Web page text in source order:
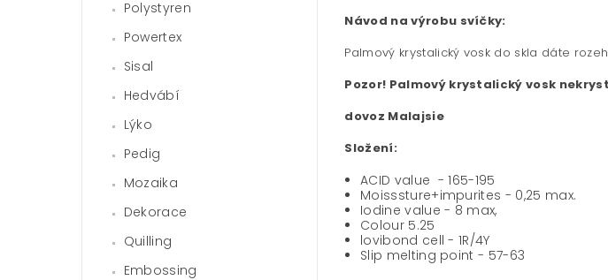
Polystyren
Powertex
Sisal
Hedvábí
Lýko
Pedig
Mozaika
Dekorace
Quilling
Embossing
Návod na výrobu svíčky:
Palmový krystalický vosk do skla dáte
Pozor! Palmový krystalický vosk
dovoz Malajsie
Složení:
ACID value - 165-195
Moisssture+impurites - 0,25 max.
Iodine value - 8 max,
Colour 5.25
lovibond cell - 1R/4Y
Slip melting point - 57-63